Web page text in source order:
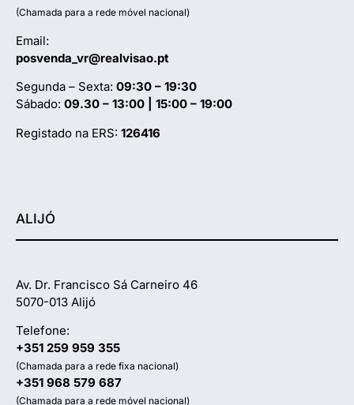
(Chamada para a rede móvel nacional)
Email:
posvenda_vr@realvisao.pt
Segunda – Sexta: 09:30 – 19:30
Sábado: 09.30 – 13:00 | 15:00 – 19:00
Registado na ERS: 126416
ALIJÓ
Av. Dr. Francisco Sá Carneiro 46
5070-013 Alijó
Telefone:
+351 259 959 355
(Chamada para a rede fixa nacional)
+351 968 579 687
(Chamada para a rede móvel nacional)